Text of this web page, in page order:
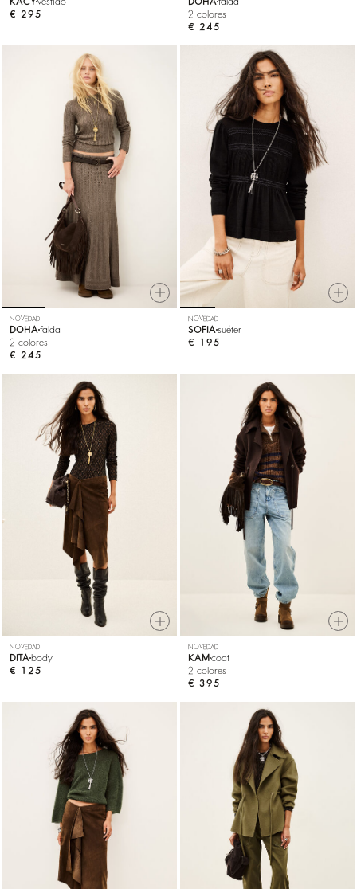
€ 295
2 colores
€ 245
NOVEDAD
DOHA falda
2 colores
€ 245
NOVEDAD
SOFIA suéter
€ 195
NOVEDAD
DITA body
€ 125
NOVEDAD
KAM coat
2 colores
€ 395